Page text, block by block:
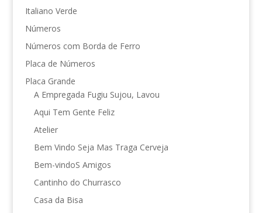
Italiano Verde
Números
Números com Borda de Ferro
Placa de Números
Placa Grande
A Empregada Fugiu Sujou, Lavou
Aqui Tem Gente Feliz
Atelier
Bem Vindo Seja Mas Traga Cerveja
Bem-vindoS Amigos
Cantinho do Churrasco
Casa da Bisa